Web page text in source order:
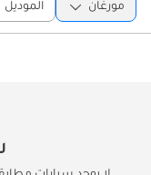
مورغان الموديل